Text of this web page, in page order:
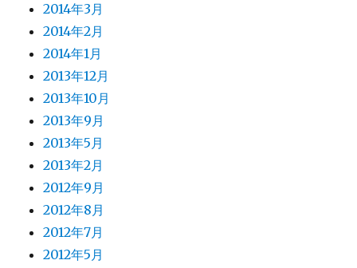
2014年3月
2014年2月
2014年1月
2013年12月
2013年10月
2013年9月
2013年5月
2013年2月
2012年9月
2012年8月
2012年7月
2012年5月